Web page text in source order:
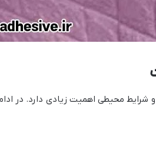
محیطی اهمیت زیادی دارد. در